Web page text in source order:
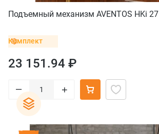
Подъемный механизм AVENTOS HKi 27
Комплект
23 151.94 ₽
– +